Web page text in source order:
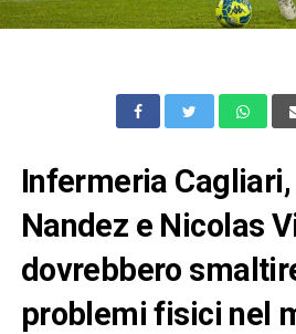
Infermeria
Nandez e Nicolas
dovrebbero
problemi fisici nel